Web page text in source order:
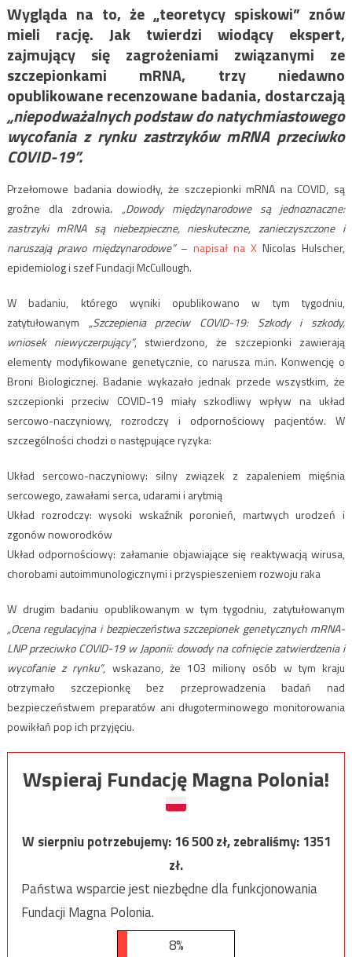
Wygląda na to, że „teoretycy spiskowi” znów
mieli rację. Jak twierdzi wiodący ekspert,
zajmujący się zagrożeniami związanymi ze
szczepionkami mRNA, trzy niedawno
opublikowane recenzowane badania, dostarczają
„niepodważalnych podstaw do natychmiastowego
wycofania z rynku zastrzyków mRNA przeciwko
COVID-19”.
Przełomowe badania dowiodły, że szczepionki mRNA na COVID, są
groźne dla zdrowia. „Dowody międzynarodowe są jednoznaczne:
zastrzyki mRNA są niebezpieczne, nieskuteczne, zanieczyszczone i
naruszają prawo międzynarodowe”–napisał na X Nicolas Hulscher,
epidemiolog i szef Fundacji McCullough.
W badaniu, którego wyniki opublikowano w tym tygodniu,
zatytułowanym „Szczepienia przeciw COVID-19: Szkody i szkody,
wniosek niewyczerpujący”, stwierdzono, że szczepionki zawierają
elementy modyfikowane genetycznie, co narusza m.in. Konwencję o
Broni Biologicznej. Badanie wykazało jednak przede wszystkim, że
szczepionki przeciw COVID-19 miały szkodliwy wpływ na układ
sercowo-naczyniowy, rozrodczy i odpornościowy pacjentów. W
szczególności chodzi o następujące ryzyka:
Układ sercowo-naczyniowy: silny związek z zapaleniem mięśnia
sercowego, zawałami serca, udarami i arytmią
Układ rozrodczy: wysoki wskaźnik poronień, martwych urodzeń i
zgonów noworodków
Układ odpornościowy: załamanie objawiające się reaktywacją wirusa,
chorobami autoimmunologicznymi i przyspieszeniem rozwoju raka
W drugim badaniu opublikowanym w tym tygodniu, zatytułowanym
„Ocena regulacyjna i bezpieczeństwa szczepionek genetycznych mRNA-
LNP przeciwko COVID-19 w Japonii: dowody na cofnięcie zatwierdzenia i
wycofanie z rynku”, wskazano, że 103 miliony osób w tym kraju
otrzymało szczepionkę bez przeprowadzenia badań nad
bezpieczeństwem preparatów ani długoterminowego monitorowania
powikłań pop ich przyjęciu.
Wspieraj Fundację Magna Polonia!
W sierpniu potrzebujemy:16 500zł, zebraliśmy:1351
zł.
Państwa wsparcie jest niezbędne dla funkcjonowania
Fundacji Magna Polonia.
8%